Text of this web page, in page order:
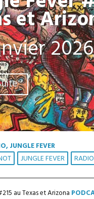
et
2026
JUNGLE FEVER
JUNGLE FEVER RADIO
au Texas et Arizona